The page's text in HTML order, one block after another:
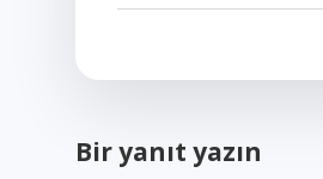
Bir yanıt yazın